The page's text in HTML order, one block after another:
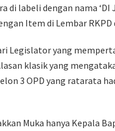
di labeli dengan nama
Item di Lembar
Legislator yang
klasik yang
3 OPD yang ratarata
Muka hanya Kepala